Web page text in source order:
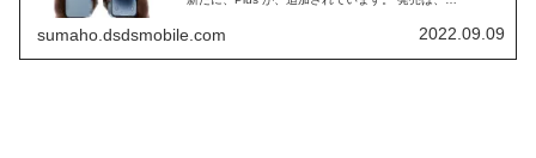
iPhone14 Plus が、2022年10月7日 となっています。 日
本で、圧倒的なシェアを持つ、iPhoneなので、注目も集ま
sumaho.dsdsmobile.com 2022.09.09